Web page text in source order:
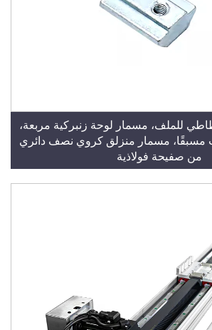
مطاطي للملف، مسمار لوحة زنبركية مربعة،
مسبقًا، مسمار منزلق كروي نصف دائري
من صفيحة فولاذية